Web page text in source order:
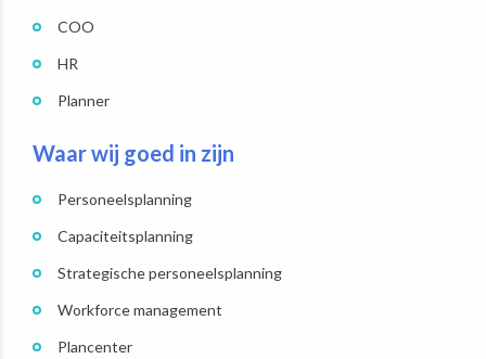
COO
HR
Planner
Waar wij goed in zijn
Personeelsplanning
Capaciteitsplanning
Strategische personeelsplanning
Workforce management
Plancenter